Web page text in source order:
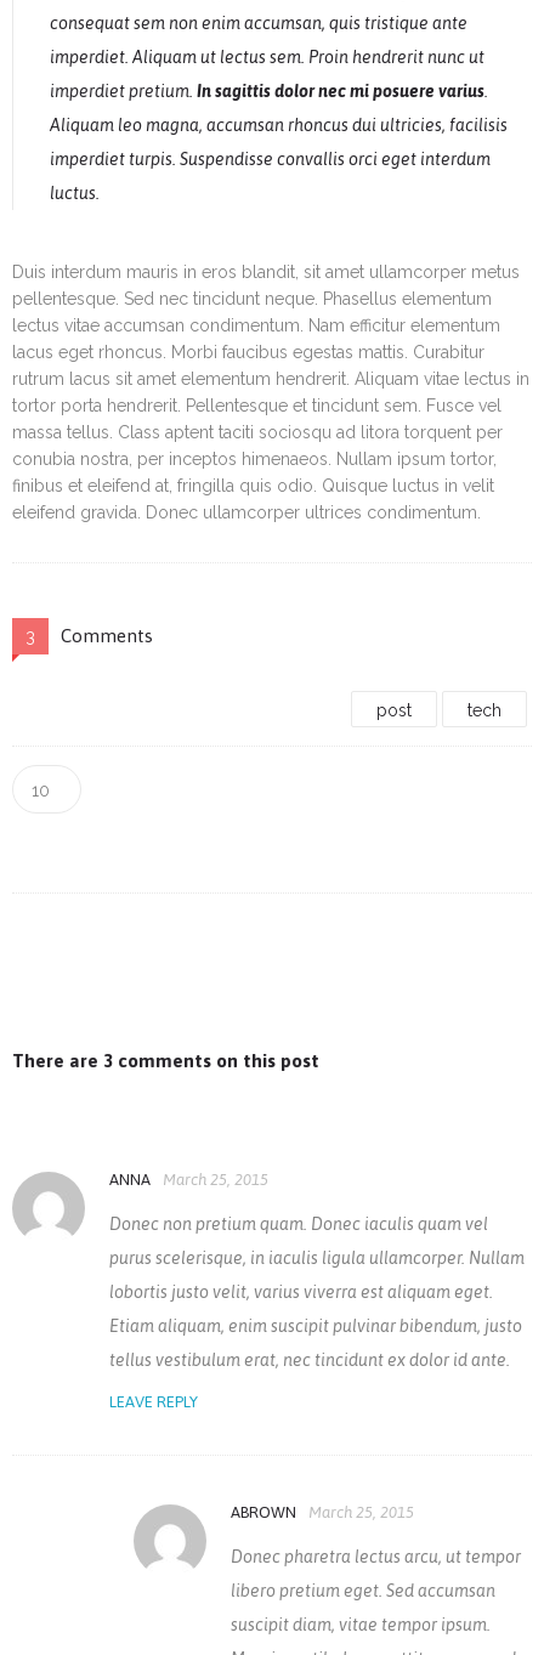
consequat sem non enim accumsan, quis tristique ante
imperdiet. Aliquam ut lectus sem. Proin hendrerit nunc ut
imperdiet pretium. In sagittis dolor nec mi posuere varius
Aliquam leo magna, accumsan rhoncus dui ultricies, facilisis
imperdiet turpis. Suspendisse convallis orci eget interdum
luctus.
Duis interdum mauris in eros blandit, sit amet ullamcorper metus
pellentesque. Sed nec tincidunt neque. Phasellus elementum
lectus vitae accumsan condimentum. Nam efficitur elementum
lacus eget rhoncus. Morbi faucibus egestas mattis. Curabitur
rutrum lacus sit amet elementum hendrerit. Aliquam vitae lectus in
tortor porta hendrerit. Pellentesque et tincidunt sem. Fusce vel
massa tellus. Class aptent taciti sociosqu ad litora torquent per
conubia nostra, per inceptos himenaeos. Nullam ipsum tortor,
finibus et eleifend at, fringilla quis odio. Quisque luctus in velit
eleifend gravida. Donec ullamcorper ultrices condimentum.
3 Comments
post tech
10
There are 3 comments on this post
ANNA March 25, 2015
Donec non pretium quam. Donec iaculis quam vel
purus scelerisque, in iaculis ligula ullamcorper. Nullam
lobortis justo velit, varius viverra est aliquam eget.
Etiam aliquam, enim suscipit pulvinar bibendum, justo
tellus vestibulum erat, nec tincidunt ex dolor id ante.
LEAVE REPLY
ABROWN March 25, 2015
Donec pharetra lectus arcu, ut tempor
libero pretium eget. Sed accumsan
suscipit diam, vitae tempor ipsum.